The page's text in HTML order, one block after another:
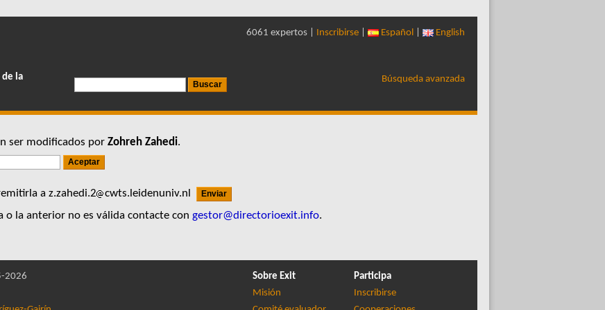
la
6061 expertos | Inscribirse Español English
Búsqueda avanzada
ser modificados por Zohreh Zahedi.
a z.zahedi.2
cwts.leidenuniv.nl
o la anterior no es válida contacte con gestor@directorioexit.info.
2026
Sobre Exit
Misión
Participa
Inscribirse